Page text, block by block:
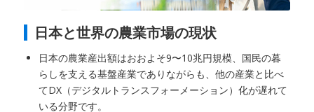
日本と世界の農業市場の現状
日本の農業産出額はおおよそ9〜10兆円規模、国民の暮
らしを支える基盤産業でありながらも、他の産業と比べ
てDX（デジタルトランスフォーメーション）化が遅れて
いる分野です。